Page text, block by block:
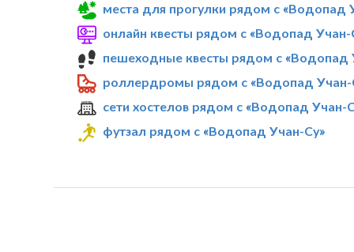
места для прогулки рядом с «Водопад
онлайн квесты рядом с «Водопад Учан-
пешеходные квесты рядом с «Водопад
роллердромы рядом с «Водопад Учан-
сети хостелов рядом с «Водопад Учан-
футзал рядом с «Водопад Учан-Су»